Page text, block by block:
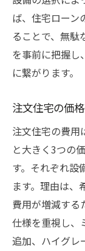
ば、住宅ローン
ることで、無駄
を事前に把握し
に繋がります。
注文住宅の価
注文住宅の費用
と大きく3つの
す。それぞれ設
ます。理由は、
費用が増減する
仕様を重視し、
追加、ハイグレ